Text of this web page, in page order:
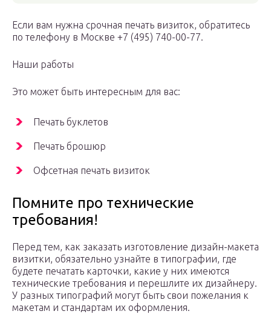
Если вам нужна срочная печать визиток, обратитесь
по телефону в Москве +7 (495) 740-00-77.
Наши работы
Это может быть интересным для вас:
Печать буклетов
Печать брошюр
Офсетная печать визиток
Помните про технические
требования!
Перед тем, как заказать изготовление дизайн-макета
визитки, обязательно узнайте в типографии, где
будете печатать карточки, какие у них имеются
технические требования и перешлите их дизайнеру.
У разных типографий могут быть свои пожелания к
макетам и стандартам их оформления.